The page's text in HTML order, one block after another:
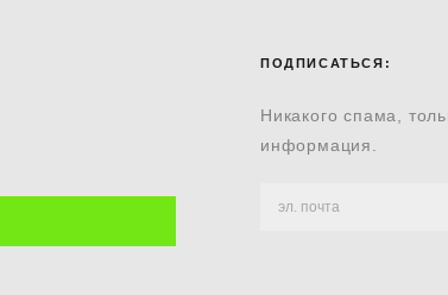
ПОДПИСАТЬСЯ:
Никакого спама,
информация.